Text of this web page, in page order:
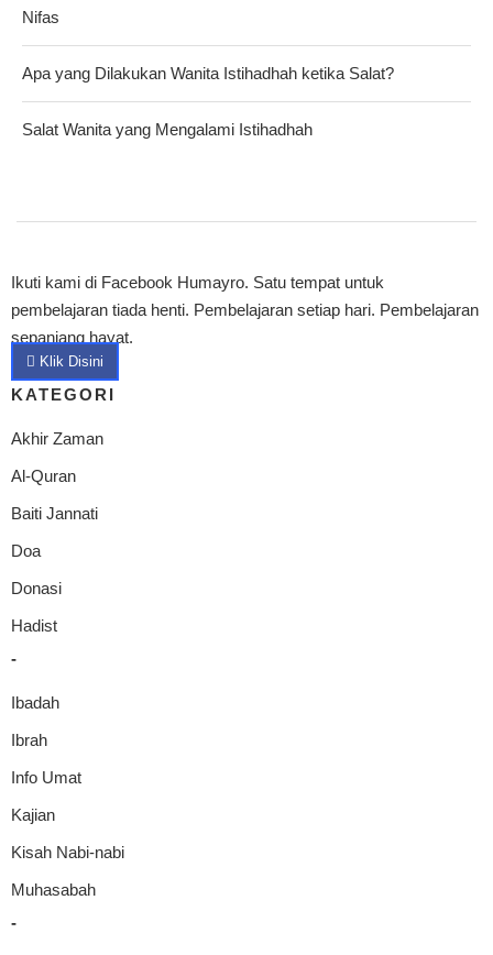
Nifas
Apa yang Dilakukan Wanita Istihadhah ketika Salat?
Salat Wanita yang Mengalami Istihadhah
Ikuti kami di Facebook Humayro. Satu tempat untuk
pembelajaran tiada henti. Pembelajaran setiap hari. Pembelajaran
sepanjang hayat.
Klik Disini
KATEGORI
Akhir Zaman
Al-Quran
Baiti Jannati
Doa
Donasi
Hadist
-
Ibadah
Ibrah
Info Umat
Kajian
Kisah Nabi-nabi
Muhasabah
-